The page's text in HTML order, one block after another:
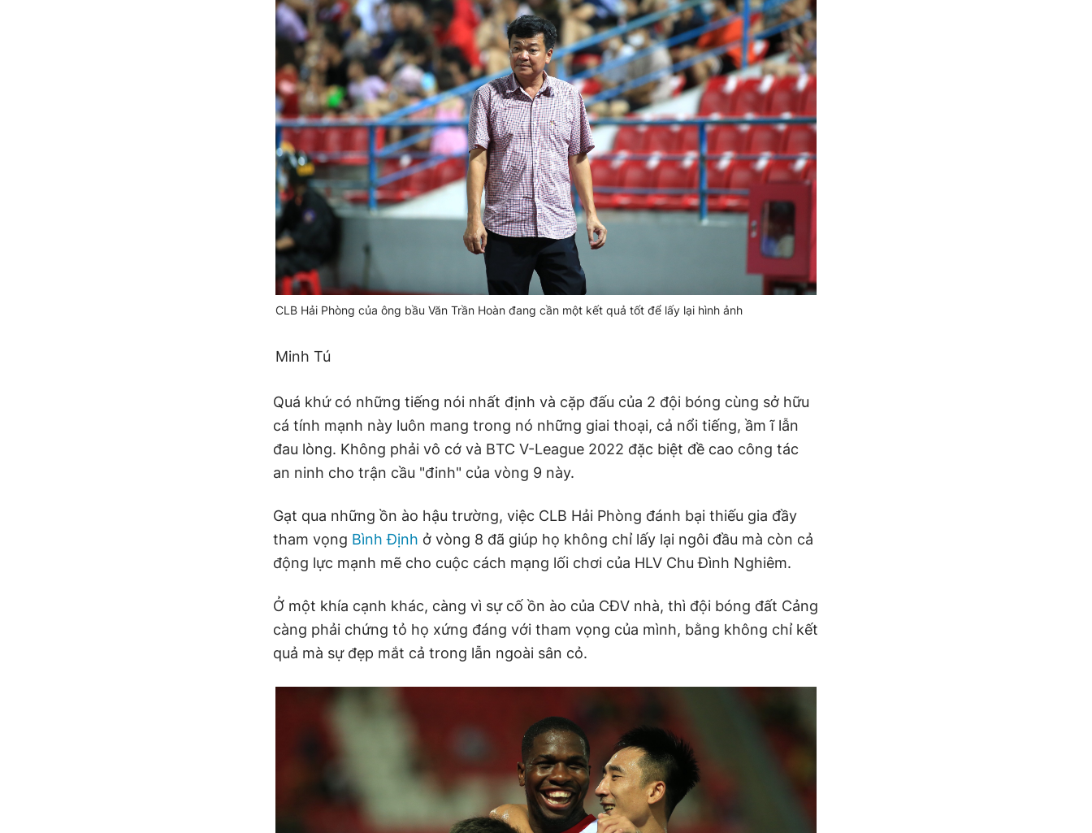
CLB Hải Phòng của ông bầu Văn Trần Hoàn đang cần một kết quả tốt để lấy lại hình ảnh
Minh Tú
Quá khứ có những tiếng nói nhất định và cặp đấu của 2 đội bóng cùng sở hữu
cá tính mạnh này luôn mang trong nó những giai thoại, cả nổi tiếng, ầm ĩ lẫn
đau lòng. Không phải vô cớ và BTC V-League 2022 đặc biệt đề cao công tác
an ninh cho trận cầu "đinh" của vòng 9 này.
Gạt qua những ồn ào hậu trường, việc CLB Hải Phòng đánh bại thiếu gia đầy
tham vọng Bình Định ở vòng 8 đã giúp họ không chỉ lấy lại ngôi đầu mà còn cả
động lực mạnh mẽ cho cuộc cách mạng lối chơi của HLV Chu Đình Nghiêm.
Ở một khía cạnh khác, càng vì sự cố ồn ào của CĐV nhà, thì đội bóng đất Cảng
càng phải chứng tỏ họ xứng đáng với tham vọng của mình, bằng không chỉ kết
quả mà sự đẹp mắt cả trong lẫn ngoài sân cỏ.